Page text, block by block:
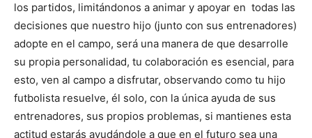
los partidos, limitándonos a animar y apoyar en todas las
decisiones que nuestro hijo (junto con sus entrenadores)
adopte en el campo, será una manera de que desarrolle
su propia personalidad, tu colaboración es esencial, para
esto, ven al campo a disfrutar, observando como tu hijo
futbolista resuelve, él solo, con la única ayuda de sus
entrenadores, sus propios problemas, si mantienes esta
actitud estarás ayudándole a que en el futuro sea una